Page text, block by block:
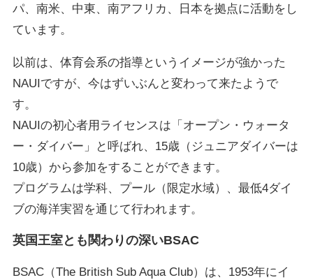
パ、南米、中東、南アフリカ、日本を拠点に活動をし
ています。
以前は、体育会系の指導というイメージが強かった
NAUIですが、今はずいぶんと変わって来たようで
す。
NAUIの初心者用ライセンスは「オープン・ウォータ
ー・ダイバー」と呼ばれ、15歳（ジュニアダイバーは
10歳）から参加をすることができます。
プログラムは学科、プール（限定水域）、最低4ダイ
ブの海洋実習を通じて行われます。
英国王室とも関わりの深いBSAC
BSAC（The British Sub Aqua Club）は、1953年にイ